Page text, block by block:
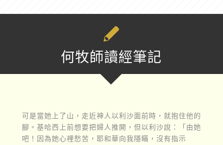
何牧師讀經筆記
可是當她上了山，走近神人以利沙面前時，就抱住他的
腳。基哈西上前想要把婦人推開，但以利沙說：「由她
吧！因為她心裡愁苦，耶和華向我隱瞞，沒有指示